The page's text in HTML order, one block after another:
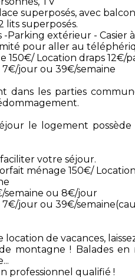
superposés, avec
lits superposés.
Parking extérieur - Casier à
pour aller au
150€/ Location draps 12€/
jour ou 39€/semaine
dans les parties
le logement possède
votre séjour.
ménage 150€/
semaine ou 8€/jour
jour ou 39€/
location de vacances,
montagne ! Balades
professionnel qualifié !